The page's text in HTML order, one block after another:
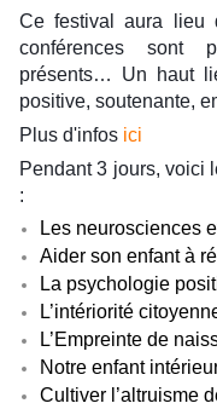
Ce festival aura lieu
conférences sont
présents… Un haut
positive, soutenante,
Plus d'infos ici
Pendant 3 jours, voici
:
Les neurosciences
Aider son enfant à
La psychologie
L’intériorité
L’Empreinte de
Notre enfant
Cultiver l’altruisme